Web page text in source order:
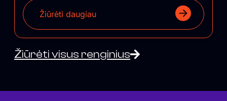
Žiūrėti daugiau
Žiūrėti visus renginius